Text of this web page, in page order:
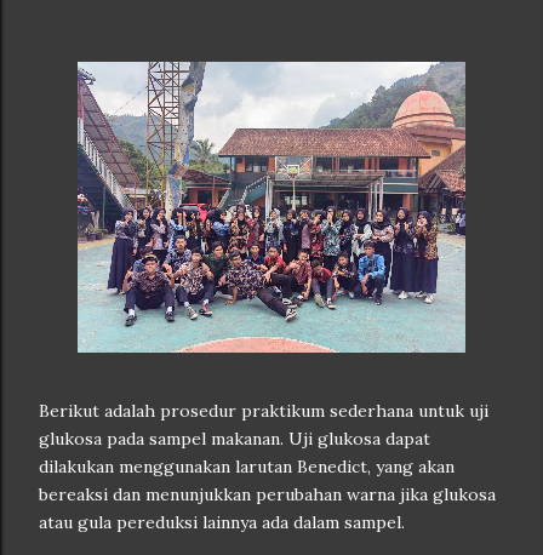
Berikut adalah prosedur praktikum sederhana untuk uji
glukosa pada sampel makanan. Uji glukosa dapat
dilakukan menggunakan larutan Benedict, yang akan
bereaksi dan menunjukkan perubahan warna jika glukosa
atau gula pereduksi lainnya ada dalam sampel.